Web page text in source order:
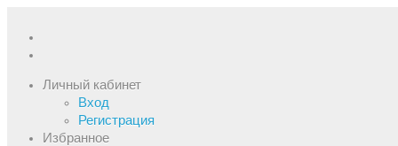
Личный кабинет
Вход
Регистрация
Избранное